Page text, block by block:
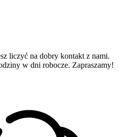
liczyć na dobry kontakt z nami.
w dni robocze. Zapraszamy!